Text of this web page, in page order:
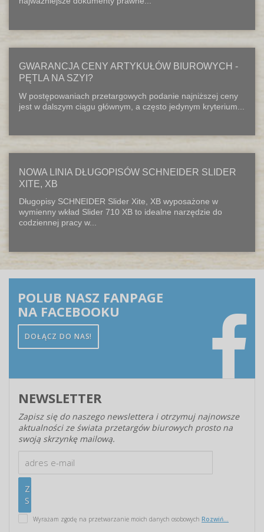
GWARANCJA CENY ARTYKUŁÓW BIUROWYCH -
PĘTLA NA SZYI?
W postępowaniach przetargowych podanie najniższej ceny
jest w dalszym ciągu głównym, a często jedynym kryterium...
NOWA LINIA DŁUGOPISÓW SCHNEIDER SLIDER
XITE, XB
Długopisy SCHNEIDER Slider Xite, XB wyposażone w
wymienny wkład Slider 710 XB to idealne narzędzie do
codziennej pracy w...
POLUB NASZ FANPAGE
NA FACEBOOKU
DOŁĄCZ DO NAS!
NEWSLETTER
Zapisz się do naszego newslettera i otrzymuj najnowsze
aktualności ze świata przetargów biurowych prosto na
swoją skrzynkę mailową.
Wyrażam zgodę na przetwarzanie moich danych osobowych Rozwiń...